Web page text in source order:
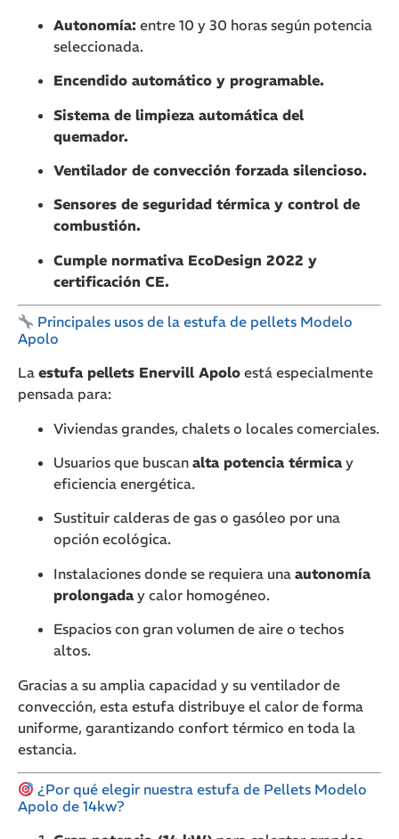
Autonomía: entre 10 y 30 horas según potencia
seleccionada.
Encendido automático y programable.
Sistema de limpieza automática del
quemador.
Ventilador de convección forzada silencioso.
Sensores de seguridad térmica y control de
combustión.
Cumple normativa EcoDesign 2022 y
certificación CE.
Principales usos de la estufa de pellets Modelo
Apolo
La estufa pellets Enervill Apolo está especialmente
pensada para:
Viviendas grandes, chalets o locales comerciales.
Usuarios que buscan alta potencia térmica y
eficiencia energética.
Sustituir calderas de gas o gasóleo por una
opción ecológica.
Instalaciones donde se requiera una autonomía
prolongada y calor homogéneo.
Espacios con gran volumen de aire o techos
altos.
Gracias a su amplia capacidad y su ventilador de
convección, esta estufa distribuye el calor de forma
uniforme, garantizando confort térmico en toda la
estancia.
¿Por qué elegir nuestra estufa de Pellets Modelo
Apolo de 14kw?